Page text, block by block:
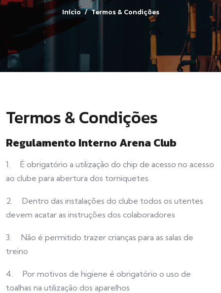
Início Termos & Condições
Termos & Condições
Regulamento Interno Arena Club
1. É obrigatório a utilização do chip de acesso no acesso
ao clube para abertura dos torniquetes.
2. Dentro das instalações do clube todos os utentes
devem acatar as instruções dos colaboradores
3. Não é permitido trazer crianças para as salas de
treino
4. Por motivos de higiene é obrigatório o uso de
toalhas na utilização dos aparelhos